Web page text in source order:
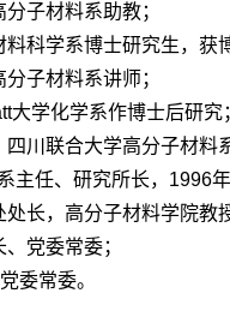
子材料系助教；
科学系博士研究生，获
子材料系讲师；
学化学系作博士后研究
川联合大学高分子材料
任、研究所长，1996年
长，高分子材料学院教
党委常委；
委常委。